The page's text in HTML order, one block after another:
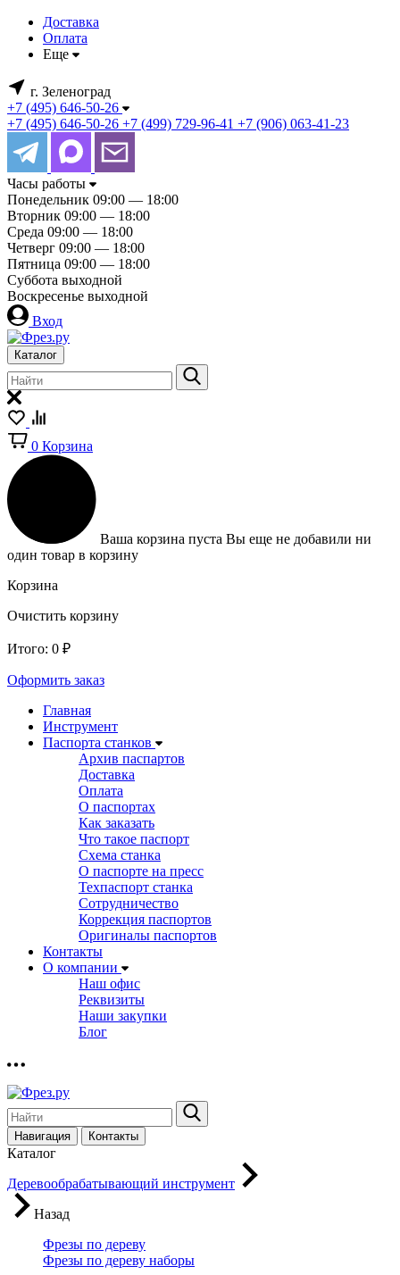
Доставка
Оплата
Еще
г. Зеленоград
+7 (495) 646-50-26
+7 (495) 646-50-26 +7 (499) 729-96-41 +7 (906) 063-41-23
Часы работы
Понедельник 09:00 — 18:00
Вторник 09:00 — 18:00
Среда 09:00 — 18:00
Четверг 09:00 — 18:00
Пятница 09:00 — 18:00
Суббота выходной
Воскресенье выходной
Вход
Каталог
0 Корзина
Ваша корзина пуста Вы еще не добавили ни
один товар в корзину
Корзина
Очистить корзину
Итого: 0 ₽
Оформить заказ
Главная
Инструмент
Паспорта станков
Архив паспартов
Доставка
Оплата
О паспортах
Как заказать
Что такое паспорт
Схема станка
О паспорте на пресс
Техпаспорт станка
Сотрудничество
Коррекция паспортов
Оригиналы паспортов
Контакты
О компании
Наш офис
Реквизиты
Наши закупки
Блог
Навигация Контакты
Каталог
Деревообрабатывающий инструмент
Назад
Фрезы по дереву
Фрезы по дереву наборы